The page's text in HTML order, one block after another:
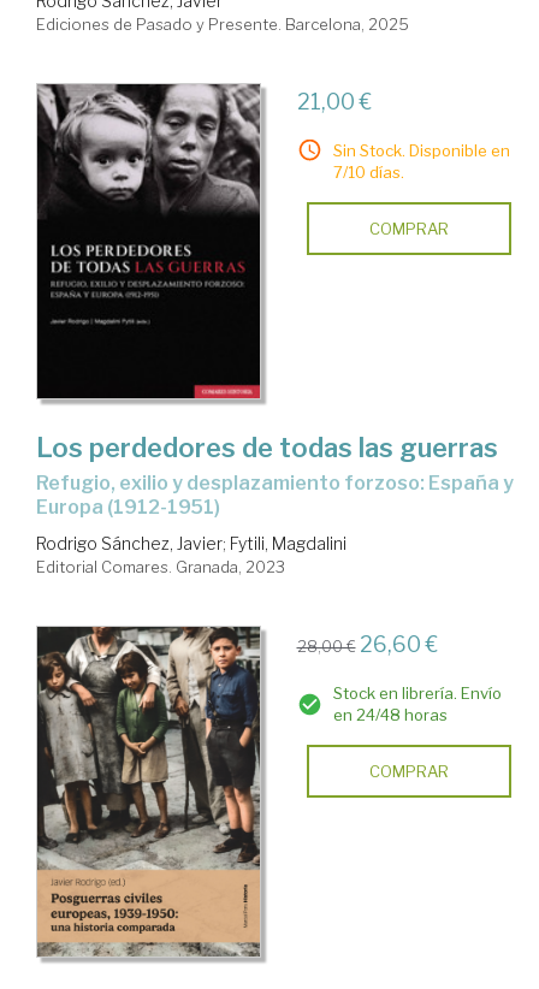
Ediciones de Pasado y Presente. Barcelona, 2025
21,00 €
Sin Stock. Disponible en
7/10 días.
COMPRAR
Los perdedores de todas las guerras
refugio, exilio y desplazamiento forzoso: España y
Europa (1912-1951)
Rodrigo Sánchez, Javier; Fytili, Magdalini
Editorial Comares. Granada, 2023
28,00 € 26,60 €
Stock en librería. Envío
en 24/48 horas
COMPRAR